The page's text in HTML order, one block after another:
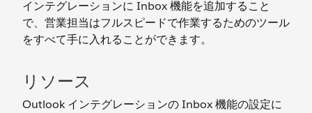
インテグレーションに Inbox 機能を追加すること
で、営業担当はフルスピードで作業するためのツール
をすべて手に入れることができます。
リソース
Outlook インテグレーションの Inbox 機能の設定に